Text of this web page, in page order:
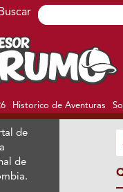
principal
sitio
Buscar
Historico de Aventuras
de
de